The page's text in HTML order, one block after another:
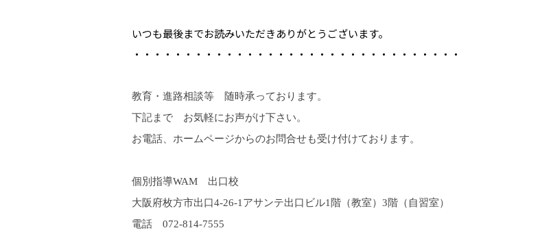
いつも最後までお読みいただきありがとうございます。
・・・・・・・・・・・・・・・・・・・・・・・・・・・・・・・・
教育・進路相談等 随時承っております。
下記まで お気軽にお声がけ下さい。
お電話、ホームページからのお問合せも受け付けております。
個別指導WAM 出口校
大阪府枚方市出口4-26-1 アサンテ出口ビル1 階（教室） 3階（自習室）
電話 072-814-7555